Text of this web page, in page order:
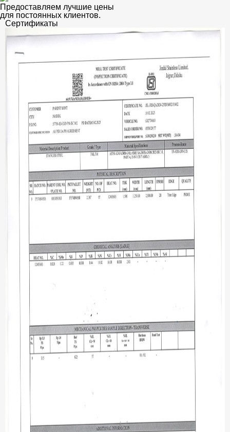
Предоставляем лучшие цены
для постоянных клиентов.
Сертификаты